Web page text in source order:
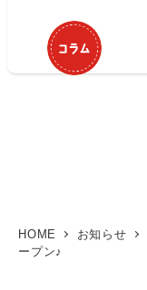
動HOME お知らせ
ープン♪